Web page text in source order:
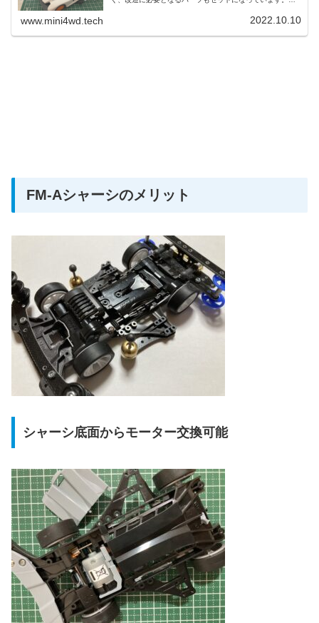
www.mini4wd.tech 2022.10.10
FM-Aシャーシのメリット
シャーシ底面からモーター交換可能